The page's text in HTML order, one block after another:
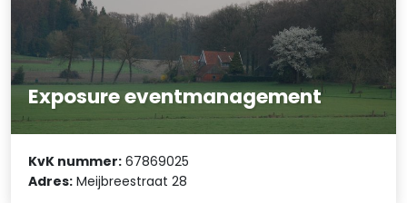
Exposure eventmanagement
KvK nummer: 67869025
Adres: Meijbreestraat 28